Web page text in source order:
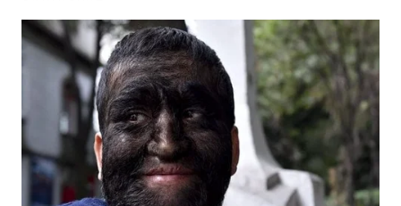
WAHANA
NEWS
WAHANA
TANI
WAHANA
ADVOKAT